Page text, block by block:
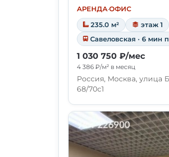
АРЕНДА·ОФИС
235.0 м² этаж 1
Савеловская · 6 мин
1 030 750 ₽/мес
4 386 ₽/м² в месяц
Россия, Москва, улица
68/70с1